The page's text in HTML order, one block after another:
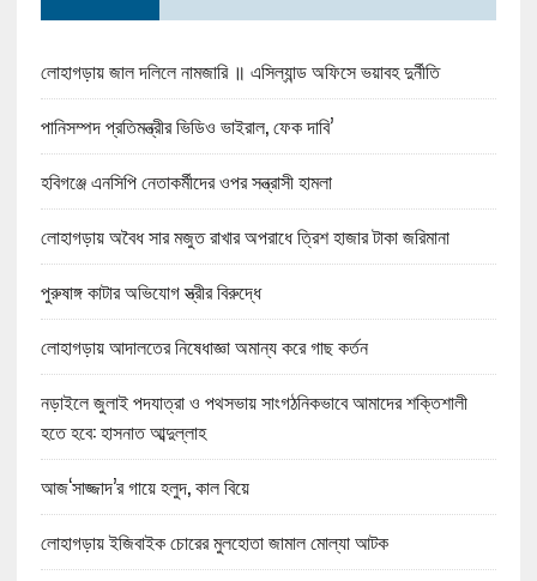
লোহাগড়ায় জাল দলিলে নামজারি ॥ এসিল্যান্ড অফিসে ভয়াবহ দুর্নীতি
পানিসম্পদ প্রতিমন্ত্রীর ভিডিও ভাইরাল, ফেক দাবি’
হবিগঞ্জে এনসিপি নেতাকর্মীদের ওপর সন্ত্রাসী হামলা
লোহাগড়ায় অবৈধ সার মজুত রাখার অপরাধে ত্রিশ হাজার টাকা জরিমানা
পুরুষাঙ্গ কাটার অভিযোগ স্ত্রীর বিরুদ্ধে
লোহাগড়ায় আদালতের নিষেধাজ্ঞা অমান্য করে গাছ কর্তন
নড়াইলে জুলাই পদযাত্রা ও পথসভায় সাংগঠনিকভাবে আমাদের শক্তিশালী
হতে হবে: হাসনাত আব্দুল্লাহ
আজ‘সাজ্জাদ’র গায়ে হলুদ, কাল বিয়ে
লোহাগড়ায় ইজিবাইক চোরের মুলহোতা জামাল মোল্যা আটক